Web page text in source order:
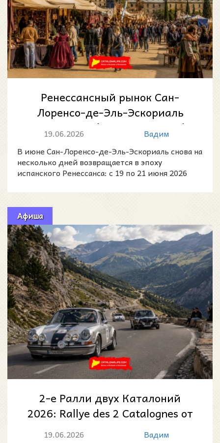
Ренессансный рынок Сан-
Лоренсо-де-Эль-Эскориаль
2026: Mercado Renacentista de
San Lorenzo...
19.06.2026
Вадим
В июне Сан-Лоренсо-де-Эль-Эскориаль снова на
несколько дней возвращается в эпоху
испанского Ренессанса: с 19 по 21 июня 2026
Афиша
2-е Ралли двух Каталоний
2026: Rallye des 2 Catalognes от
Перпиньяна до Манресы
19.06.2026
Вадим